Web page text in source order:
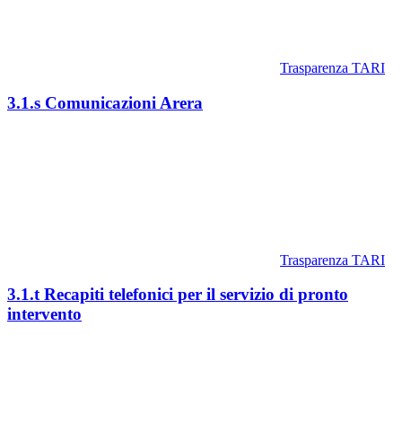
Trasparenza TARI
3.1.s Comunicazioni Arera
Trasparenza TARI
3.1.t Recapiti telefonici per il servizio di pronto
intervento